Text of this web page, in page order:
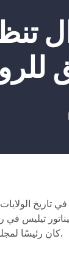
الولايات
تيليس في
كان رئيسًا لمجلس النواب.